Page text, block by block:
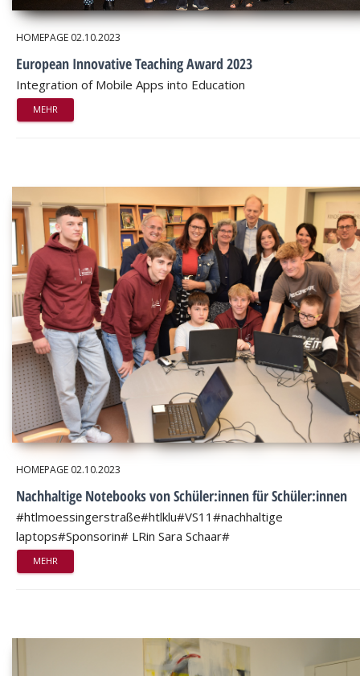
HOMEPAGE 02.10.2023
European Innovative Teaching Award 2023
Integration of Mobile Apps into Education
MEHR
HOMEPAGE 02.10.2023
Nachhaltige Notebooks von Schüler:innen für Schüler:innen
#htlmoessingerstraße#htlklu#VS11#nachhaltige
laptops#Sponsorin# LRin Sara Schaar#
MEHR